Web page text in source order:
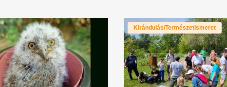
Kirándulás/Természetismeret